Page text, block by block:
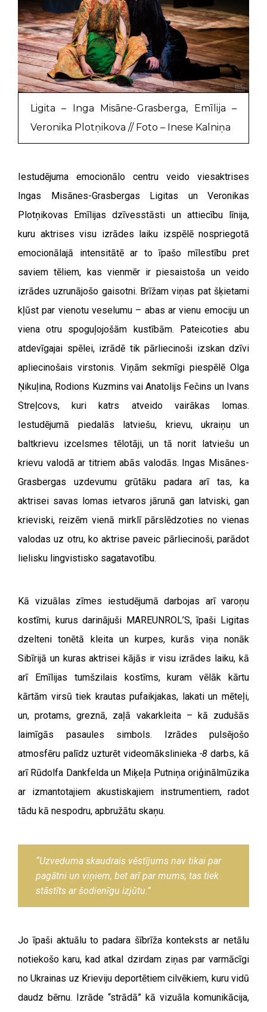
Ligita – Inga Misāne-Grasberga, Emīlija –
Veronika Plotņikova // Foto – Inese Kalniņa
Iestudējuma emocionālo centru veido viesaktrises
Ingas Misānes-Grasbergas Ligitas un Veronikas
Plotņikovas Emīlijas dzīvesstāsti un attiecību līnija,
kuru aktrises visu izrādes laiku izspēlē nospriegotā
emocionālajā intensitātē ar to īpašo mīlestību pret
saviem tēliem, kas vienmēr ir piesaistoša un veido
izrādes uzrunājošo gaisotni. Brīžam viņas pat šķietami
kļūst par vienotu veselumu – abas ar vienu emociju un
viena otru spoguļojošām kustībām. Pateicoties abu
atdevīgajai spēlei, izrādē tik pārliecinoši izskan dzīvi
apliecinošais virstonis. Viņām sekmīgi piespēlē Olga
Ņikuļina, Rodions Kuzmins vai Anatolijs Fečins un Ivans
Streļcovs, kuri katrs atveido vairākas lomas.
Iestudējumā piedalās latviešu, krievu, ukraiņu un
baltkrievu izcelsmes tēlotāji, un tā norit latviešu un
krievu valodā ar titriem abās valodās. Ingas Misānes-
Grasbergas uzdevumu grūtāku padara arī tas, ka
aktrisei savas lomas ietvaros jārunā gan latviski, gan
krieviski, reizēm vienā mirklī pārslēdzoties no vienas
valodas uz otru, ko aktrise paveic pārliecinoši, parādot
lielisku lingvistisko sagatavotību.
Kā vizuālas zīmes iestudējumā darbojas arī varoņu
kostīmi, kurus darinājuši MAREUNROL’S, īpaši Ligitas
dzelteni tonētā kleita un kurpes, kurās viņa nonāk
Sibīrijā un kuras aktrisei kājās ir visu izrādes laiku, kā
arī Emīlijas tumšzilais kostīms, kuram vēlāk kārtu
kārtām virsū tiek krautas pufaikjakas, lakati un mēteļi,
un, protams, greznā, zaļā vakarkleita – kā zudušās
laimīgās pasaules simbols. Izrādes pulsējošo
atmosfēru palīdz uzturēt videomākslinieka -8 darbs, kā
arī Rūdolfa Dankfelda un Miķeļa Putniņa oriģinālmūzika
ar izmantotajiem akustiskajiem instrumentiem, radot
tādu kā nespodru, apbružātu skaņu.
“Uzveduma skaudrais vēstījums nav tikai par
pagātni un viņiem, bet arī par mums, tas tiek
stāstīts ar šodienīgu izjūtu.”
Jo īpaši aktuālu to padara šībrīža konteksts ar netālu
notiekošo karu, kad atkal dzirdam ziņas par varmācīgi
no Ukrainas uz Krieviju deportētiem cilvēkiem, kuru vidū
daudz bērnu. Izrāde “strādā” kā vizuāla komunikācija,